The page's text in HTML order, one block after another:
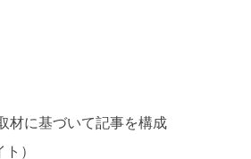
材に基づいて記事を構成
）